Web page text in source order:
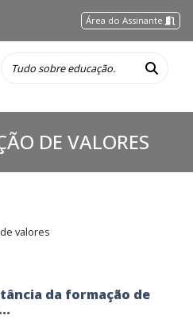
Área do Assinante
DE VALORES
valores
da formação de